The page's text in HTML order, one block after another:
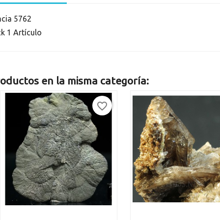
5762
1 Artículo
en la misma categoría:
favorite_border